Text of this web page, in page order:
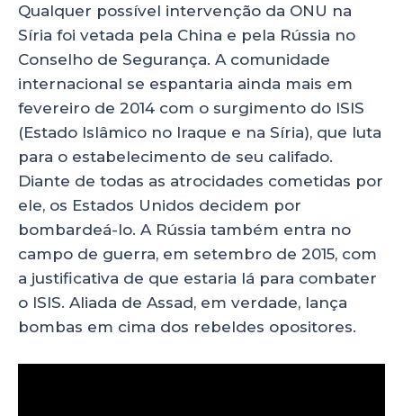
Qualquer possível intervenção da ONU na
Síria foi vetada pela China e pela Rússia no
Conselho de Segurança. A comunidade
internacional se espantaria ainda mais em
fevereiro de 2014 com o surgimento do ISIS
(Estado Islâmico no Iraque e na Síria), que luta
para o estabelecimento de seu califado.
Diante de todas as atrocidades cometidas por
ele, os Estados Unidos decidem por
bombardeá-lo. A Rússia também entra no
campo de guerra, em setembro de 2015, com
a justificativa de que estaria lá para combater
o ISIS. Aliada de Assad, em verdade, lança
bombas em cima dos rebeldes opositores.